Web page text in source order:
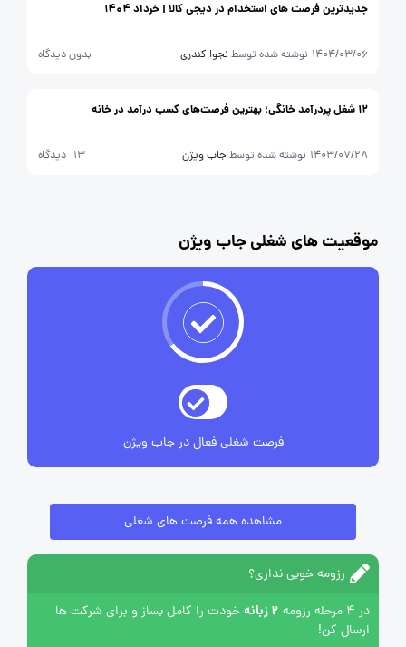
جدیدترین فرصت های استخدام در دیجی کالا | خرداد 1404
1404/03/06 نوشته شده توسط نجوا کندری بدون دیدگاه
12 شغل پردرآمد خانگی؛ بهترین فرصت‌های کسب درآمد در خانه
1403/07/28 نوشته شده توسط جاب ویژن 13 دیدگاه
موقعیت های شغلی جاب ویژن
فرصت شغلی فعال در جاب ویژن
مشاهده همه فرصت های شغلی
رزومه خوبی نداری؟
در 4 مرحله رزومه
2 زبانه
خودت را کامل بساز و برای شرکت ها
ارسال کن!